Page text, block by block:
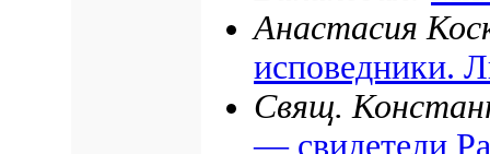
Анастасия
исповедники.
Свящ.
— свидетели